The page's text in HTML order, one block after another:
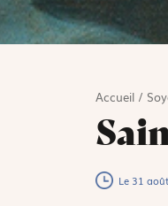
Accueil/
Le 31